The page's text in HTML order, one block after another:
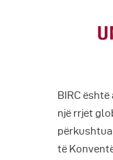
BIRC
një rrjet
të